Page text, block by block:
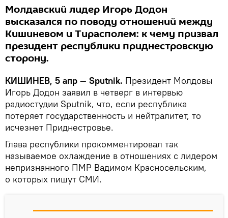
Молдавский лидер Игорь Додон
высказался по поводу отношений между
Кишиневом и Тирасполем: к чему призвал
президент республики приднестровскую
сторону.
КИШИНЕВ, 5 апр — Sputnik. Президент Молдовы
Игорь Додон заявил в четверг в интервью
радиостудии Sputnik, что, если республика
потеряет государственность и нейтралитет, то
исчезнет Приднестровье.
Глава республики прокомментировал так
называемое охлаждение в отношениях с лидером
непризнанного ПМР Вадимом Красносельским,
о которых пишут СМИ.